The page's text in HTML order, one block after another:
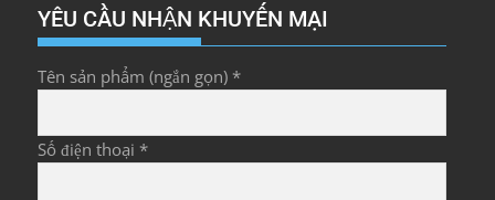
YÊU CẦU NHẬN KHUYẾN MẠI
Tên sản phẩm (ngắn gọn) *
Số điện thoại *